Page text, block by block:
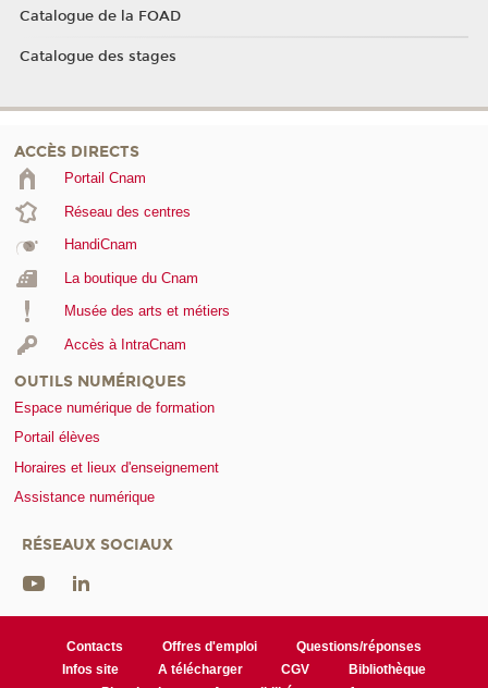
Catalogue de la FOAD
Catalogue des stages
ACCÈS DIRECTS
Portail Cnam
Réseau des centres
HandiCnam
La boutique du Cnam
Musée des arts et métiers
Accès à IntraCnam
OUTILS NUMÉRIQUES
Espace numérique de formation
Portail élèves
Horaires et lieux d'enseignement
Assistance numérique
RÉSEAUX SOCIAUX
Contacts Offres d'emploi
Questions/réponses
Infos site
A télécharger CGV
Bibliothèque